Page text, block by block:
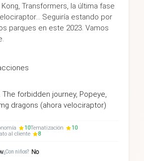
Transformers, la última fase
Seguiría estando por
parques en este 2023. Vamos
The forbidden journey, Popeye,
dragons (ahora velociraptor)
10Tematización
10
al cliente 8
¿Con niños? No